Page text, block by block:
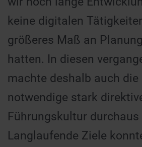
keine digitalen
größeres Maß an
hatten. In diesen
machte deshalb auch die
notwendige stark
Führungskultur durchaus
Langlaufende Ziele